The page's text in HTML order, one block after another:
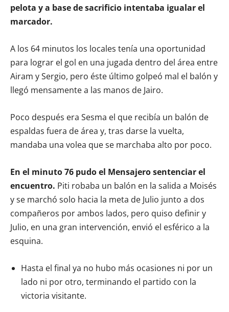
pelota y a base de sacrificio intentaba igualar el
marcador.
A los 64 minutos los locales tenía una oportunidad
para lograr el gol en una jugada dentro del área entre
Airam y Sergio, pero éste último golpeó mal el balón y
llegó mensamente a las manos de Jairo.
Poco después era Sesma el que recibía un balón de
espaldas fuera de área y, tras darse la vuelta,
mandaba una volea que se marchaba alto por poco.
En el minuto 76 pudo el Mensajero sentenciar el
encuentro. Piti robaba un balón en la salida a Moisés
y se marchó solo hacia la meta de Julio junto a dos
compañeros por ambos lados, pero quiso definir y
Julio, en una gran intervención, envió el esférico a la
esquina.
Hasta el final ya no hubo más ocasiones ni por un
lado ni por otro, terminando el partido con la
victoria visitante.